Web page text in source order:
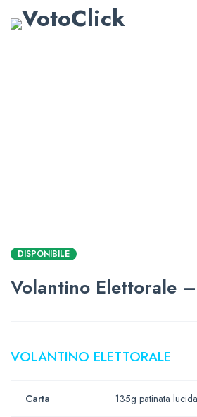
DISPONIBILE
Volantino Elettorale
VOLANTINO ELETTORALE
Carta 135g patinata lucida